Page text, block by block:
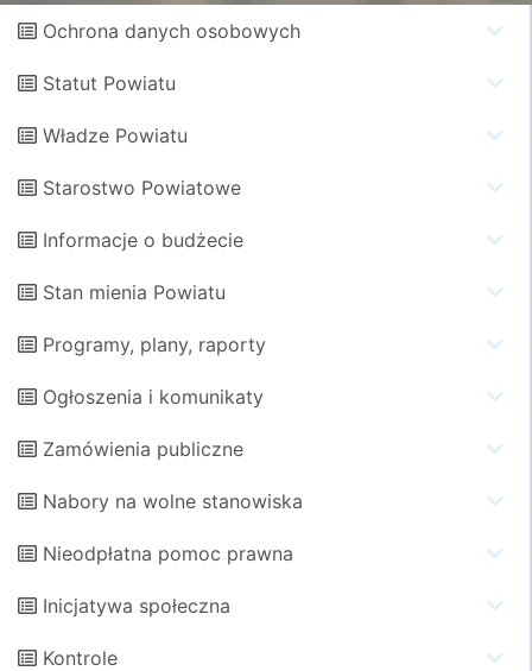
Ochrona danych osobowych
Statut Powiatu
Władze Powiatu
Starostwo Powiatowe
Informacje o budżecie
Stan mienia Powiatu
Programy, plany, raporty
Ogłoszenia i komunikaty
Zamówienia publiczne
Nabory na wolne stanowiska
Nieodpłatna pomoc prawna
Inicjatywa społeczna
Kontrole